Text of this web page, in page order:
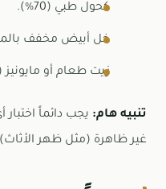
كحول طبي (70%).
خل أبيض مخفف
زيت طعام أو
تنبيه هام: يجب دائماً
غير ظاهرة (مثل ظهر